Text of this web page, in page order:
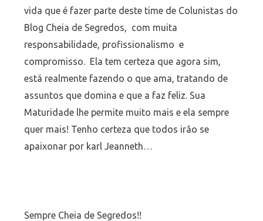
vida que é fazer parte deste time de Colunistas do
Blog Cheia de Segredos, com muita
responsabilidade, profissionalismo e
compromisso. Ela tem certeza que agora sim,
está realmente fazendo o que ama, tratando de
assuntos que domina e que a faz feliz. Sua
Maturidade lhe permite muito mais e ela sempre
quer mais! Tenho certeza que todos irão se
apaixonar por karl Jeanneth…
Sempre Cheia de Segredos!!